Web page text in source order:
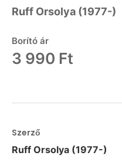
Ruff Orsolya (1977-)
Borító ár
3 990 Ft
Szerző
Ruff Orsolya (1977-)